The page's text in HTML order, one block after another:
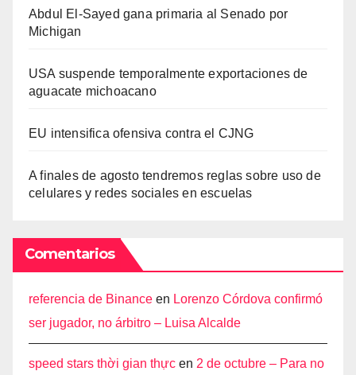
Abdul El-Sayed gana primaria al Senado por
Michigan
USA suspende temporalmente exportaciones de
aguacate michoacano
EU intensifica ofensiva contra el CJNG
A finales de agosto tendremos reglas sobre uso de
celulares y redes sociales en escuelas
Comentarios
referencia de Binance en Lorenzo Córdova confirmó
ser jugador, no árbitro – Luisa Alcalde
speed stars thời gian thực en 2 de octubre – Para no